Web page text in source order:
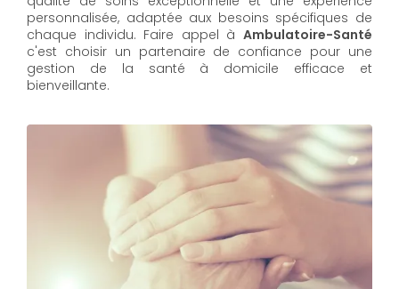
personnalisée, adaptée aux besoins spécifiques de
chaque individu. Faire appel à Ambulatoire-Santé
c'est choisir un partenaire de confiance pour une
gestion de la santé à domicile efficace et
bienveillante.